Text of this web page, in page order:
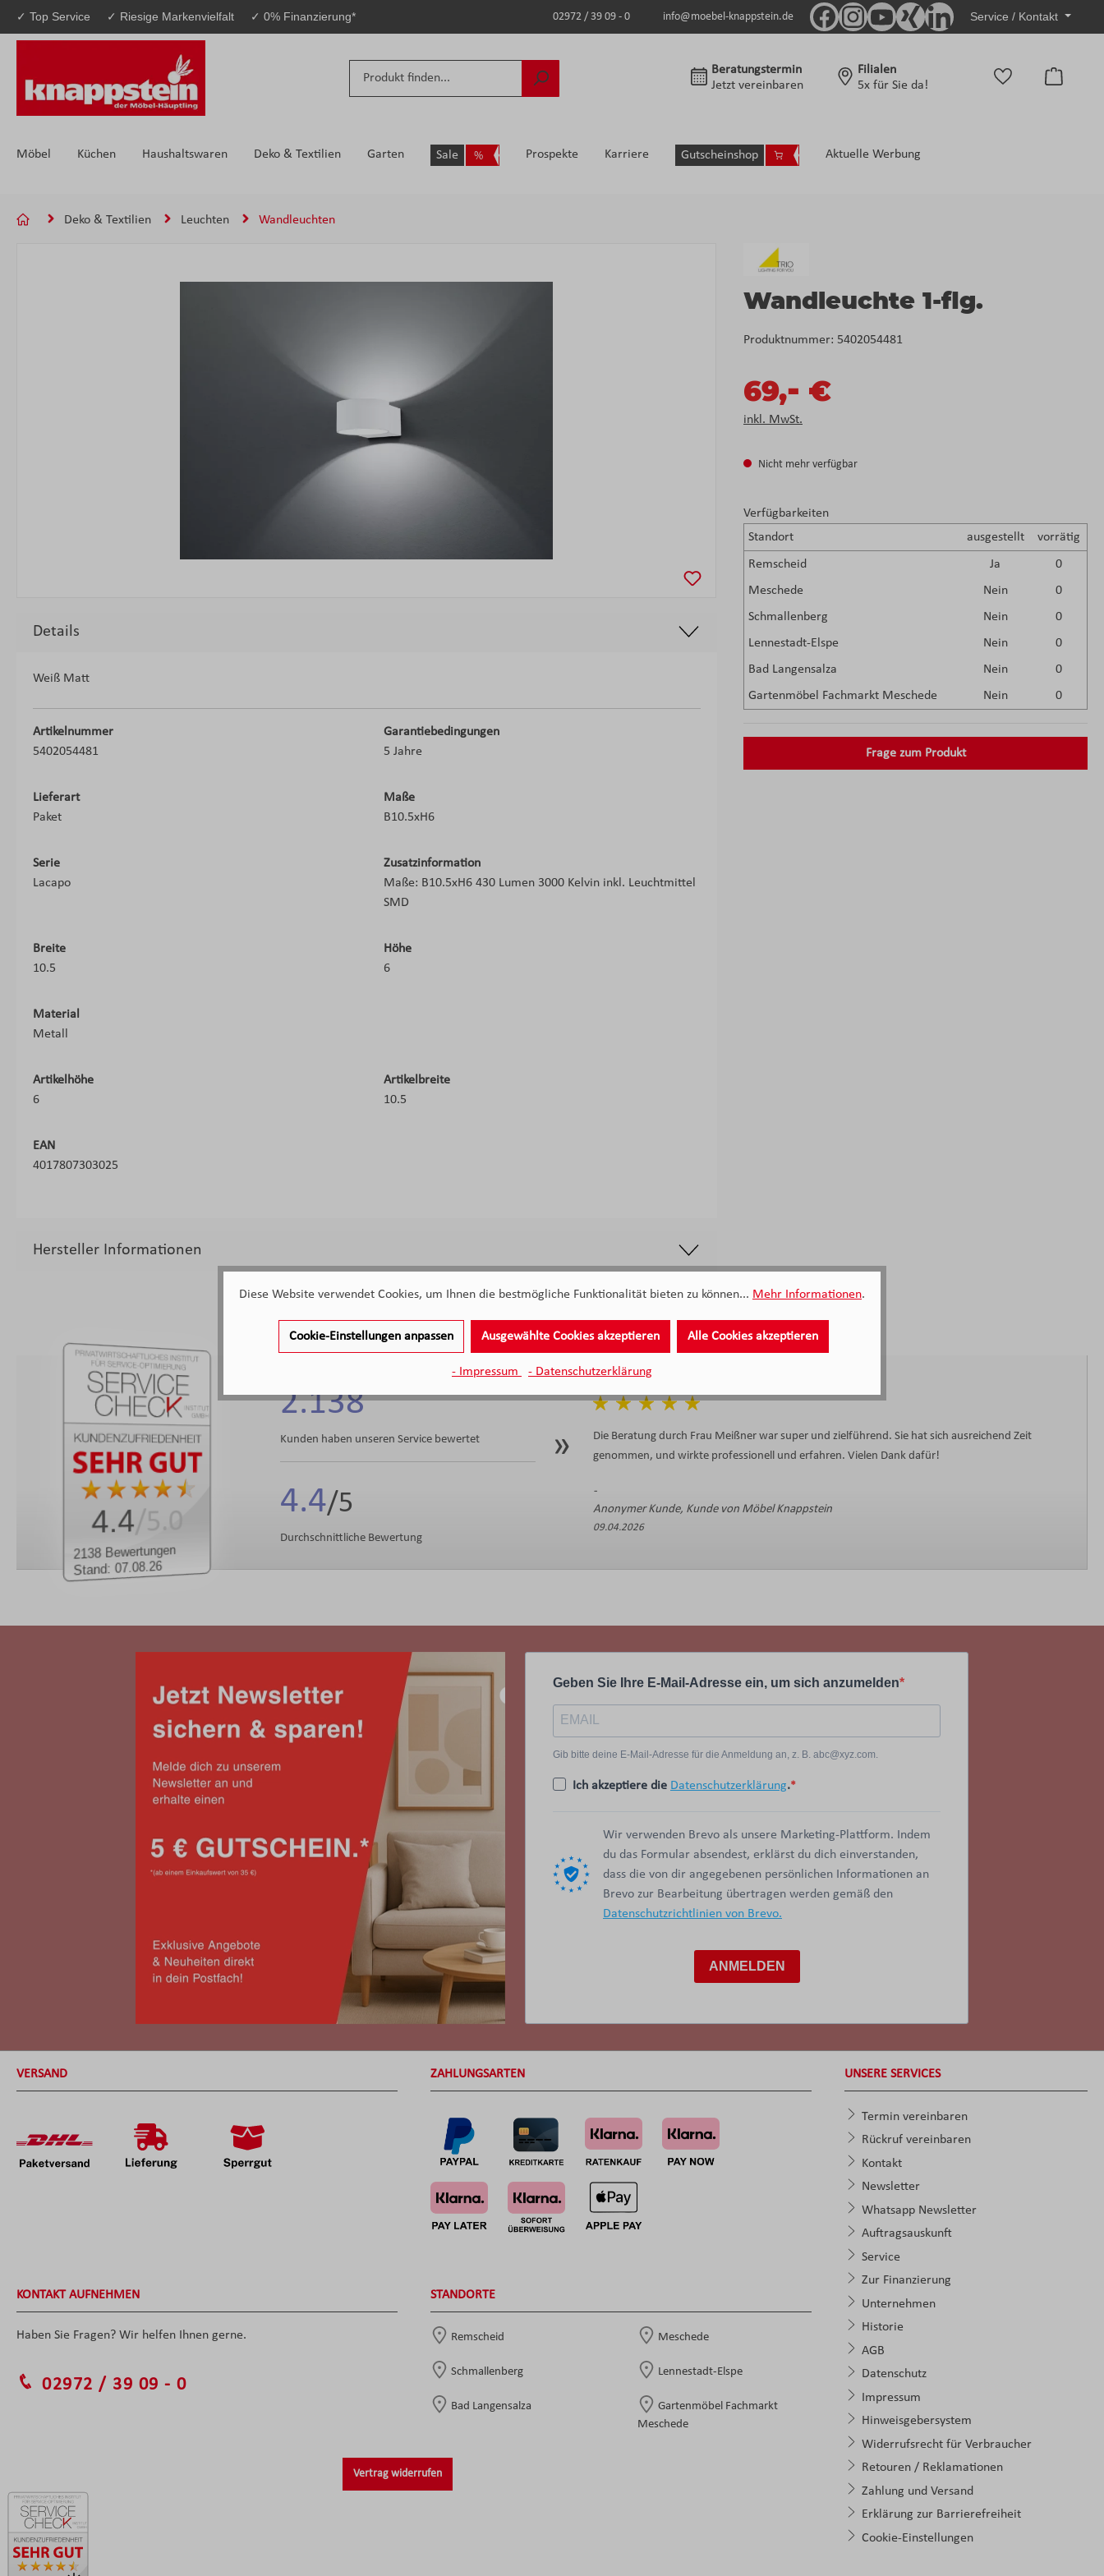
Hauptinhalt springen
Zur Suche springen
Zur Hauptnavigation springen
✓ Top Service ✓ Riesige Markenvielfalt ✓ 0% Finanzierung* 02972 / 39 09 - 0 info@moebel-knappstein.de Service / Kontakt
Beratungstermin
Jetzt vereinbaren
Filialen
5x für Sie da!
Möbel Küchen Haushaltswaren Deko & Textilien Garten Sale Prospekte Karriere Gutscheinshop Aktuelle Werbung
Deko & Textilien Leuchten Wandleuchten
Wandleuchte 1-flg.
Produktnummer: 5402054481
69,- €
inkl. MwSt.
Nicht mehr verfügbar
Verfügbarkeiten
Standort
ausgestellt vorrätig
Remscheid Ja
0
Meschede
Nein
0
Schmallenberg
Nein
0
Lennestadt-Elspe
Nein
0
Bad Langensalza
Nein
0
Gartenmöbel Fachmarkt Meschede
Nein 0
Frage zum Produkt
Details
Weiß Matt
Artikelnummer
5402054481
Garantiebedingungen
5 Jahre
Lieferart
Paket
Maße
B10.5xH6
Serie
Lacapo
Zusatzinformation
Maße: B10.5xH6 430 Lumen 3000 Kelvin inkl. Leuchtmittel
SMD
Breite
10.5
Höhe
6
Material
Metall
Artikelhöhe
6
Artikelbreite
10.5
EAN
4017807303025
Hersteller Informationen
2138 Bewertungen
Stand: 07.08.26
4.4/5.0
2.138
Kunden haben unseren Service bewertet
4.4
Durchschnittliche Bewertung
Die Beratung durch Frau Meißner war super und zielführend. Sie hat sich ausreichend Zeit
genommen, und wirkte professionell und erfahren. Vielen Dank dafür!
Anonymer Kunde, Kunde von Möbel Knappstein
09.04.2026
Geben Sie Ihre E-Mail-Adresse ein, um sich anzumelden
Gib bitte deine E-Mail-Adresse für die Anmeldung an, z. B. abc@xyz.com.
Ich akzeptiere die Datenschutzerklärung.
Wir verwenden Brevo als unsere Marketing-Plattform. Indem
du das Formular absendest, erklärst du dich einverstanden,
dass die von dir angegebenen persönlichen Informationen an
Brevo zur Bearbeitung übertragen werden gemäß den
Datenschutzrichtlinien von Brevo.
ANMELDEN
VERSAND ZAHLUNGSARTEN
KONTAKT AUFNEHMEN
Haben Sie Fragen? Wir helfen Ihnen gerne.
02972 / 39 09 - 0
Vertrag widerrufen
STANDORTE
Remscheid Meschede
Schmallenberg Lennestadt-Elspe
Bad Langensalza
Gartenmöbel Fachmarkt
Meschede
UNSERE SERVICES
Termin vereinbaren
Rückruf vereinbaren
Kontakt
Newsletter
Whatsapp Newsletter
Auftragsauskunft
Service
Zur Finanzierung
Unternehmen
Historie
AGB
Datenschutz
Impressum
Hinweisgebersystem
Widerrufsrecht für Verbraucher
Retouren / Reklamationen
Zahlung und Versand
Erklärung zur Barrierefreiheit
Cookie-Einstellungen
Diese Website verwendet Cookies, um Ihnen die bestmögliche Funktionalität bieten zu können... Mehr Informationen.
Cookie-Einstellungen anpassen Ausgewählte Cookies akzeptieren Alle Cookies akzeptieren
- Impressum - Datenschutzerklärung